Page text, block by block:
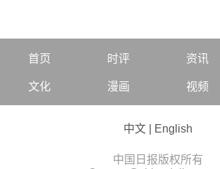
首页 时评 资讯
文化 漫画 视频
中文 English
中国日报版权所有